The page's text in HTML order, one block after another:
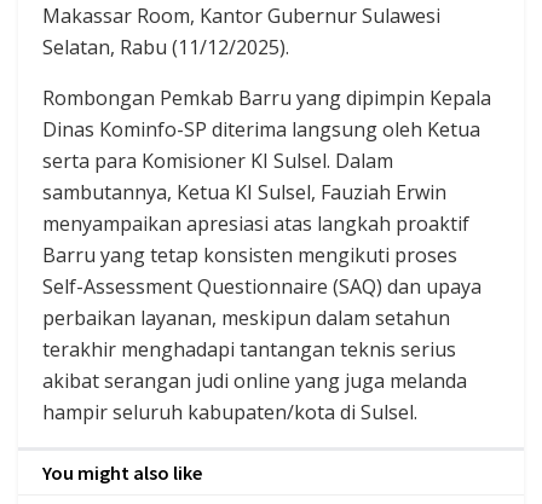
Makassar Room, Kantor Gubernur Sulawesi
Selatan, Rabu (11/12/2025).
Rombongan Pemkab Barru yang dipimpin Kepala
Dinas Kominfo-SP diterima langsung oleh Ketua
serta para Komisioner KI Sulsel. Dalam
sambutannya, Ketua KI Sulsel, Fauziah Erwin
menyampaikan apresiasi atas langkah proaktif
Barru yang tetap konsisten mengikuti proses
Self-Assessment Questionnaire (SAQ) dan upaya
perbaikan layanan, meskipun dalam setahun
terakhir menghadapi tantangan teknis serius
akibat serangan judi online yang juga melanda
hampir seluruh kabupaten/kota di Sulsel.
You might also like